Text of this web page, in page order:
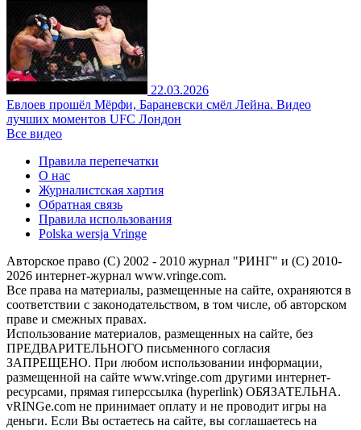
22.03.2026
Евлоев прошёл Мёрфи, Бараневски смёл Лейна. Видео
лучших моментов UFC Лондон
Все видео
Правила перепечатки
О нас
Журналистская хартия
Обратная связь
Правила использования
Polska wersja Vringe
Авторское право (С) 2002 - 2010 журнал "РИНГ" и (С) 2010-
2026 интернет-журнал www.vringe.com.
Все права на материалы, размещенные на сайте, охраняются в
соответствии с законодательством, в том числе, об авторском
праве и смежных правах.
Использование материалов, размещенных на сайте, без
ПРЕДВАРИТЕЛЬНОГО письменного согласия
ЗАПРЕЩЕНО. При любом использовании информации,
размещенной на сайте www.vringe.com другими интернет-
ресурсами, прямая гиперссылка (hyperlink) ОБЯЗАТЕЛЬНА.
vRINGe.com не принимает оплату и не проводит игры на
деньги. Если Вы остаетесь на сайте, вы соглашаетесь на